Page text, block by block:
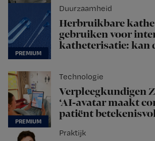
Duurzaamheid
Herbruikbare
gebruiken voor
katheterisatie: kan
Technologie
Verpleegkundigen
‘AI-avatar maakt
patiënt
Praktijk